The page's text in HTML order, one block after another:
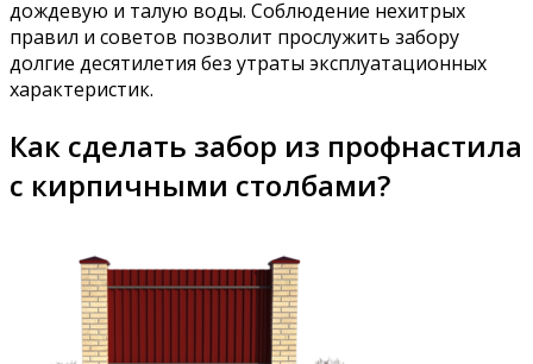
дождевую и талую воды. Соблюдение нехитрых
правил и советов позволит прослужить забору
долгие десятилетия без утраты эксплуатационных
характеристик.
Как сделать забор из профнастила
с кирпичными столбами?